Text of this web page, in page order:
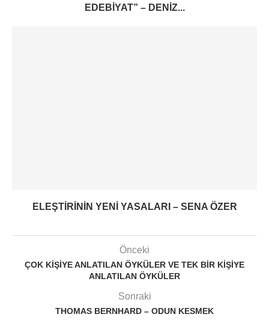
EDEBIYAT” – DENIZ...
ELEŞTIRININ YENI YASALARI – SENA ÖZER
Önceki
ÇOK KIŞIYE ANLATILAN ÖYKÜLER VE TEK BIR KIŞIYE
ANLATILAN ÖYKÜLER
Sonraki
THOMAS BERNHARD – ODUN KESMEK